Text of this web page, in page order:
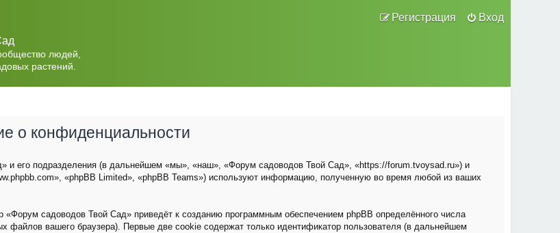
Вход
Регистрация
людей,
растений.
о конфиденциальности
и его подразделения (в дальнейшем «мы», «наш», «Форум садоводов Твой Сад», «https://forum.tvoysad.ru») и
«phpBB Limited», «phpBB Teams») используют информацию, полученную во время любой из ваших
садоводов Твой Сад» приведёт к созданию программным обеспечением phpBB определённого числа
вашего браузера). Первые две cookie содержат только идентификатор пользователя (в дальнейшем